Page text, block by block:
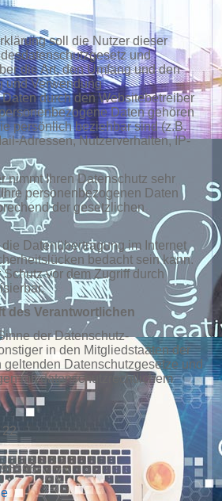
soll die Nutzer dieser
und
die Art, den Umfang und den
und Verwendung
durch den Websitebetreiber
Daten gehören
persönlich beziehbar sind (z.B.
Adressen, Nutzerverhalten, IP-
nimmt Ihren Datenschutz sehr
personenbezogenen Daten
der gesetzlichen
Datenübertragung im Internet
bedacht sein kann.
vor dem Zugriff durch
des Verantwortlichen
der Datenschutz-
in den Mitgliedstaaten der
Datenschutzgesetze und
mit datenschutzrechtlichem
22